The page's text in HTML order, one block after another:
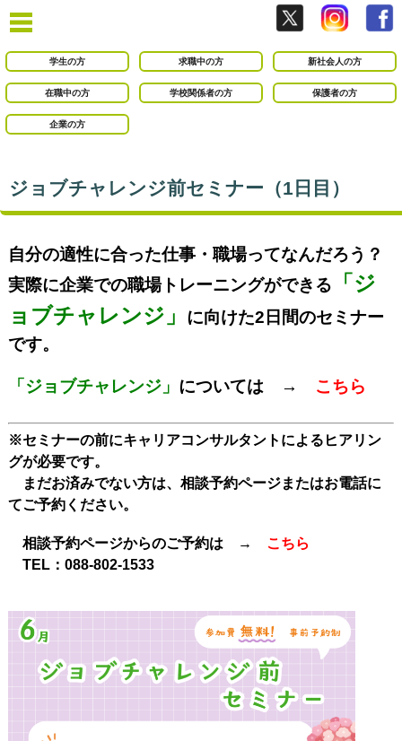
学生の方 求職中の方 新社会人の方
在職中の方 学校関係者の方 保護者の方
企業の方
ジョブチャレンジ前セミナー（1日目）
自分の適性に合った仕事・職場ってなんだろう？
実際に企業での職場トレーニングができる
「ジ
ョブチャレンジ」
に向けた2日間のセミナー
です。
「ジョブチャレンジ」 については → こちら
※セミナーの前にキャリアコンサルタントによるヒアリン
グが必要です。
まだお済みでない方は、相談予約ページまたはお電話に
てご予約ください。
相談予約ページからのご予約は → こちら
TEL： 088-802-1533